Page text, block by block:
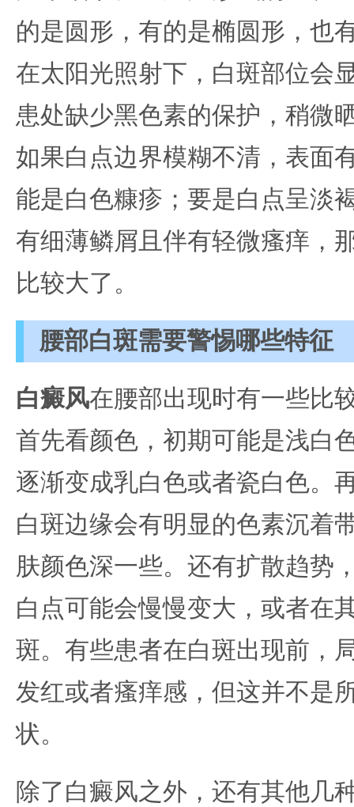
的是圆形，有的是椭圆形，也
在太阳光照射下，白斑部位会
患处缺少黑色素的保护，稍微
如果白点边界模糊不清，表面
能是白色糠疹；要是白点呈淡
有细薄鳞屑且伴有轻微瘙痒，
比较大了。
腰部白斑需要警惕哪些特征
白癜风在腰部出现时有一些比
首先看颜色，初期可能是浅白
逐渐变成乳白色或者瓷白色。
白斑边缘会有明显的色素沉着
肤颜色深一些。还有扩散趋势
白点可能会慢慢变大，或者在
斑。有些患者在白斑出现前，
发红或者瘙痒感，但这并不是
状。
除了白癜风之外，还有其他几